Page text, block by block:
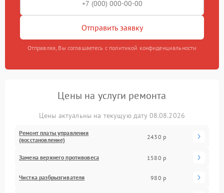
Отправить заявку
Отправляя, Вы соглашаетесь с политикой конфиденциальности
Цены на услуги ремонта
Цены актуальны на текущую дату 08.08.2026
Ремонт платы управления
(восстановление)
2430 р
Замена верхнего противовеса 1580 р
Чистка разбрызгивателя 980 р